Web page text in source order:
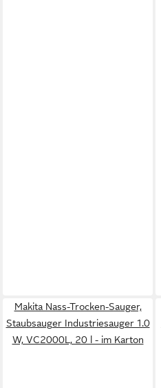
Makita Nass-Trocken-Sauger,
Staubsauger Industriesauger 1.0
W, VC2000L, 20 l - im Karton